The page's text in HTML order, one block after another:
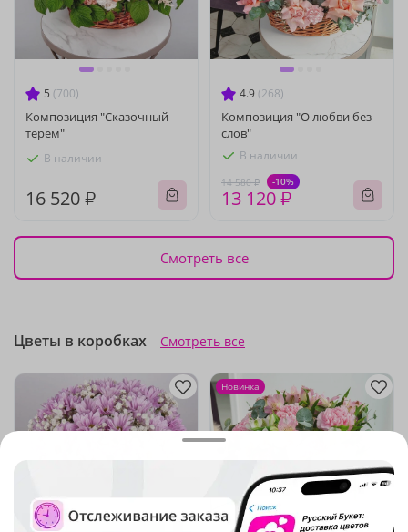
5 (700)
Композиция "Сказочный
терем"
В наличии
16 520 ₽
4.9 (268)
Композиция "О любви без
слов"
В наличии
14 580 ₽ -10%
13 120 ₽
Смотреть все
Цветы в коробках Смотреть все
Новинка